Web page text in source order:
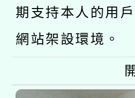
國立臺灣師
年度健康促
業成長研習
期支持本人的用
網站架設環境。